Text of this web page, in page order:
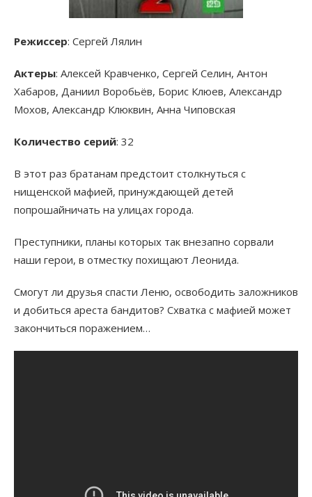
Режиссер: Сергей Лялин
Актеры: Алексей Кравченко, Сергей Селин, Антон
Хабаров, Даниил Воробьёв, Борис Клюев, Александр
Мохов, Александр Клюквин, Анна Чиповская
Количество серий: 32
В этот раз братанам предстоит столкнуться с
нищенской мафией, принуждающей детей
попрошайничать на улицах города.
Преступники, планы которых так внезапно сорвали
наши герои, в отместку похищают Леонида.
Смогут ли друзья спасти Леню, освободить заложников
и добиться ареста бандитов? Схватка с мафией может
закончиться поражением…